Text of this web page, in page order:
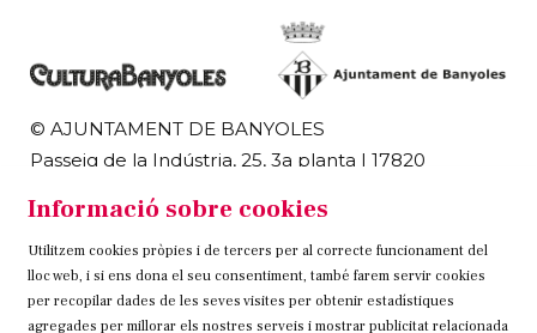
© AJUNTAMENT DE BANYOLES
Passeig de la Indústria, 25, 3a planta | 17820
972 58 18 48 | 972 57 00 50
Sitemap Avís Legal Ús de Cookies Contacteu
Informació sobre cookies
Utilitzem cookies pròpies i de tercers per al correcte funcionament del
lloc web, i si ens dona el seu consentiment, també farem servir cookies
per recopilar dades de les seves visites per obtenir estadístiques
agregades per millorar els nostres serveis i mostrar publicitat relacionada